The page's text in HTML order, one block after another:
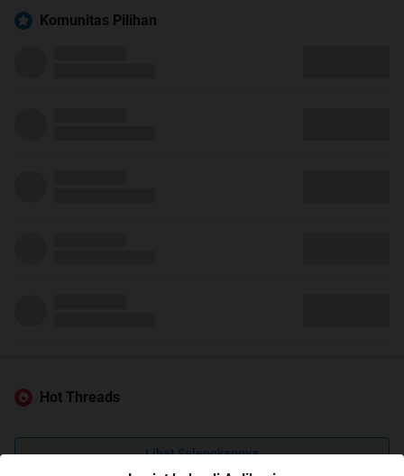
Komunitas Pilihan
Hot Threads
Lihat Selengkapnya